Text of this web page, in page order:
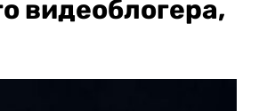
видеоблогера,